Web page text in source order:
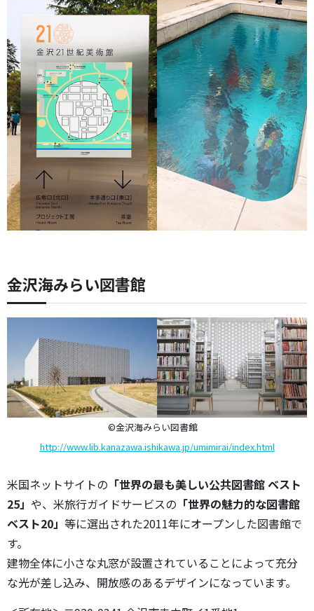
金沢海みらい図書館
©金沢海みらい図書館
http://www.lib.kanazawa.ishikawa.jp/umimirai/index.html
米国ネットサイトの 「世界の最も美しい公共図書館 ベスト
25」 や、米旅行ガイドサービスの 「世界の魅力的な図書館
ベスト20」 等に選出された2011年にオープンした図書館で
す。
建物全体に小さな丸窓が設置されていることによって充分
な光が差し込み、開放感のあるデザインになっています。